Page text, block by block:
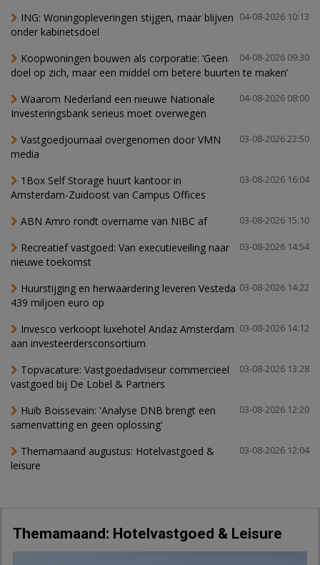
04-08-2026 10:13
ING: Woningopleveringen stijgen, maar blijven
onder kabinetsdoel
04-08-2026 09:30
Koopwoningen bouwen als corporatie: ‘Geen
doel op zich, maar een middel om betere buurten te maken’
04-08-2026 08:00
Waarom Nederland een nieuwe Nationale
Investeringsbank serieus moet overwegen
03-08-2026 22:50
Vastgoedjournaal overgenomen door VMN
media
03-08-2026 16:04
1Box Self Storage huurt kantoor in
Amsterdam-Zuidoost van Campus Offices
03-08-2026 15:10
ABN Amro rondt overname van NIBC af
03-08-2026 14:54
Recreatief vastgoed: Van executieveiling naar
nieuwe toekomst
03-08-2026 14:22
Huurstijging en herwaardering leveren Vesteda
439 miljoen euro op
03-08-2026 14:12
Invesco verkoopt luxehotel Andaz Amsterdam
aan investeerdersconsortium
03-08-2026 13:28
Topvacature: Vastgoedadviseur commercieel
vastgoed bij De Lobel & Partners
03-08-2026 12:20
Huib Boissevain: 'Analyse DNB brengt een
samenvatting en geen oplossing'
03-08-2026 12:04
Themamaand augustus: Hotelvastgoed &
leisure
Themamaand: Hotelvastgoed & Leisure